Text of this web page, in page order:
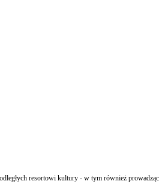
resortowi kultury - w tym również